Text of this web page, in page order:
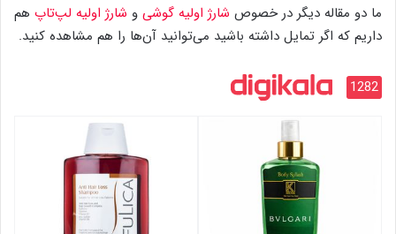
ما دو مقاله دیگر در خصوص شارژ اولیه گوشی و شارژ اولیه لپ‌تاپ هم
داریم که اگر تمایل داشته باشید می‌توانید آن‌ها را هم مشاهده کنید.
1282